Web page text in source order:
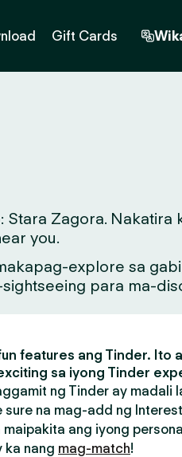
Gift Cards
Zagora. Nakatira
you.
explore sa
para ma-
features ang Tinder. Ito
sa iyong Tinder
ng Tinder ay madali
sure na mag-add ng
ang iyong
ka nang mag-match!